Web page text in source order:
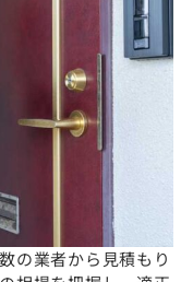
の業者から見積もり